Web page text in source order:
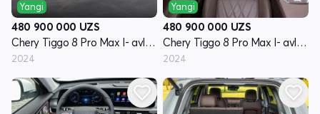
Yangi
480 900 000 UZS
Chery Tiggo 8 Pro Max I- avlod restyling
2024
Yangi
480 900 000 UZS
Chery Tiggo 8 Pro Max I- avlod restyling
2024